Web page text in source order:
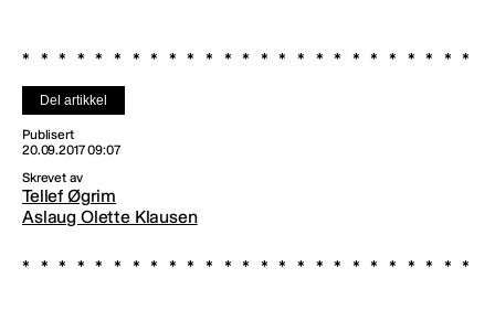
Del artikkel
Publisert
20.09.2017 09:07
Skrevet av
Tellef Øgrim
Aslaug Olette Klausen